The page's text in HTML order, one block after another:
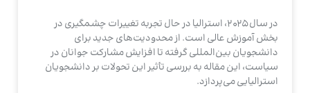
در سال ۲۰۲۵، استرالیا در حال تجربه تغییرات چشمگیری در
بخش آموزش عالی است. از محدودیت‌های جدید برای
دانشجویان بین‌المللی گرفته تا افزایش مشارکت جوانان در
سیاست، این مقاله به بررسی تأثیر این تحولات بر دانشجویان
استرالیایی می‌پردازد.